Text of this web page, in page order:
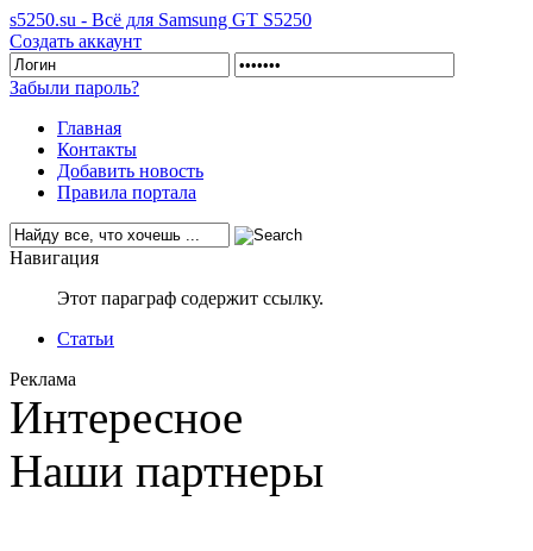
s5250.su - Всё для Samsung GT S5250
Создать аккаунт
Забыли пароль?
Главная
Контакты
Добавить новость
Правила портала
Навигация
Этот параграф содержит ссылку.
Статьи
Реклама
Интересное
Наши партнеры